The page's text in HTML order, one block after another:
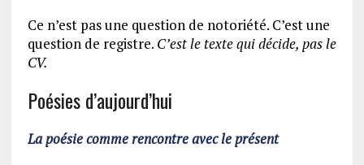
Ce n’est pas une question de notoriété. C’est une
question de registre. C’est le texte qui décide, pas le
CV.
Poésies d’aujourd’hui
La poésie comme rencontre avec le présent